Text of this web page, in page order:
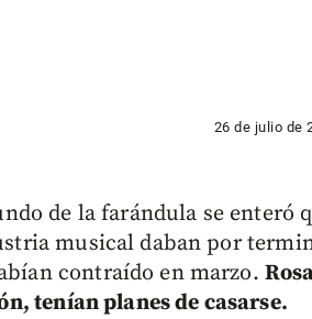
26 de julio de
de la farándula se enteró
musical daban por
contraído en marzo.
tenían planes de casarse.